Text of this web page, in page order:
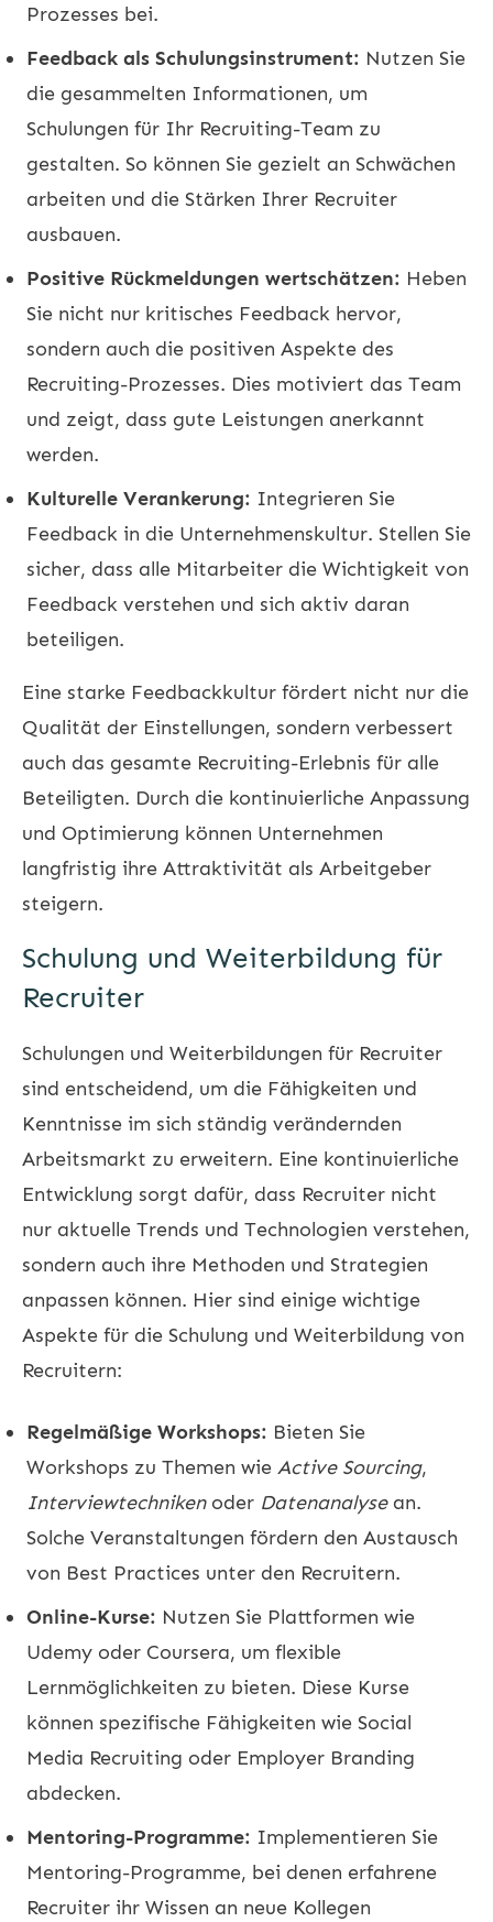
Prozesses bei.
Feedback als Schulungsinstrument: Nutzen Sie
die gesammelten Informationen, um
Schulungen für Ihr Recruiting-Team zu
gestalten. So können Sie gezielt an Schwächen
arbeiten und die Stärken Ihrer Recruiter
ausbauen.
Positive Rückmeldungen wertschätzen: Heben
Sie nicht nur kritisches Feedback hervor,
sondern auch die positiven Aspekte des
Recruiting-Prozesses. Dies motiviert das Team
und zeigt, dass gute Leistungen anerkannt
werden.
Kulturelle Verankerung: Integrieren Sie
Feedback in die Unternehmenskultur. Stellen Sie
sicher, dass alle Mitarbeiter die Wichtigkeit von
Feedback verstehen und sich aktiv daran
beteiligen.
Eine starke Feedbackkultur fördert nicht nur die
Qualität der Einstellungen, sondern verbessert
auch das gesamte Recruiting-Erlebnis für alle
Beteiligten. Durch die kontinuierliche Anpassung
und Optimierung können Unternehmen
langfristig ihre Attraktivität als Arbeitgeber
steigern.
Schulung und Weiterbildung für
Recruiter
Schulungen und Weiterbildungen für Recruiter
sind entscheidend, um die Fähigkeiten und
Kenntnisse im sich ständig verändernden
Arbeitsmarkt zu erweitern. Eine kontinuierliche
Entwicklung sorgt dafür, dass Recruiter nicht
nur aktuelle Trends und Technologien verstehen,
sondern auch ihre Methoden und Strategien
anpassen können. Hier sind einige wichtige
Aspekte für die Schulung und Weiterbildung von
Recruitern:
Regelmäßige Workshops: Bieten Sie
Workshops zu Themen wie Active Sourcing,
Interviewtechnikenoder Datenanalysean.
Solche Veranstaltungen fördern den Austausch
von Best Practices unter den Recruitern.
Online-Kurse: Nutzen Sie Plattformen wie
Udemy oder Coursera, um flexible
Lernmöglichkeiten zu bieten. Diese Kurse
können spezifische Fähigkeiten wie Social
Media Recruiting oder Employer Branding
abdecken.
Mentoring-Programme: Implementieren Sie
Mentoring-Programme, bei denen erfahrene
Recruiter ihr Wissen an neue Kollegen